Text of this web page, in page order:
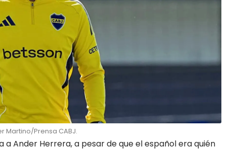
Martino/Prensa CABJ.
Ander Herrera, a pesar de que el español era quién